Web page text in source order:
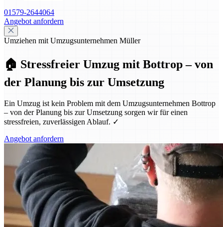
01579-2644064
Angebot anfordern
Umziehen mit Umzugsunternehmen Müller
🏠 Stressfreier Umzug mit Bottrop – von
der Planung bis zur Umsetzung
Ein Umzug ist kein Problem mit dem Umzugsunternehmen Bottrop
– von der Planung bis zur Umsetzung sorgen wir für einen
stressfreien, zuverlässigen Ablauf. ✓
Angebot anfordern